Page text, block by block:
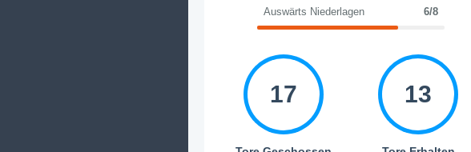
Auswärts Niederlagen 6/8
17 13